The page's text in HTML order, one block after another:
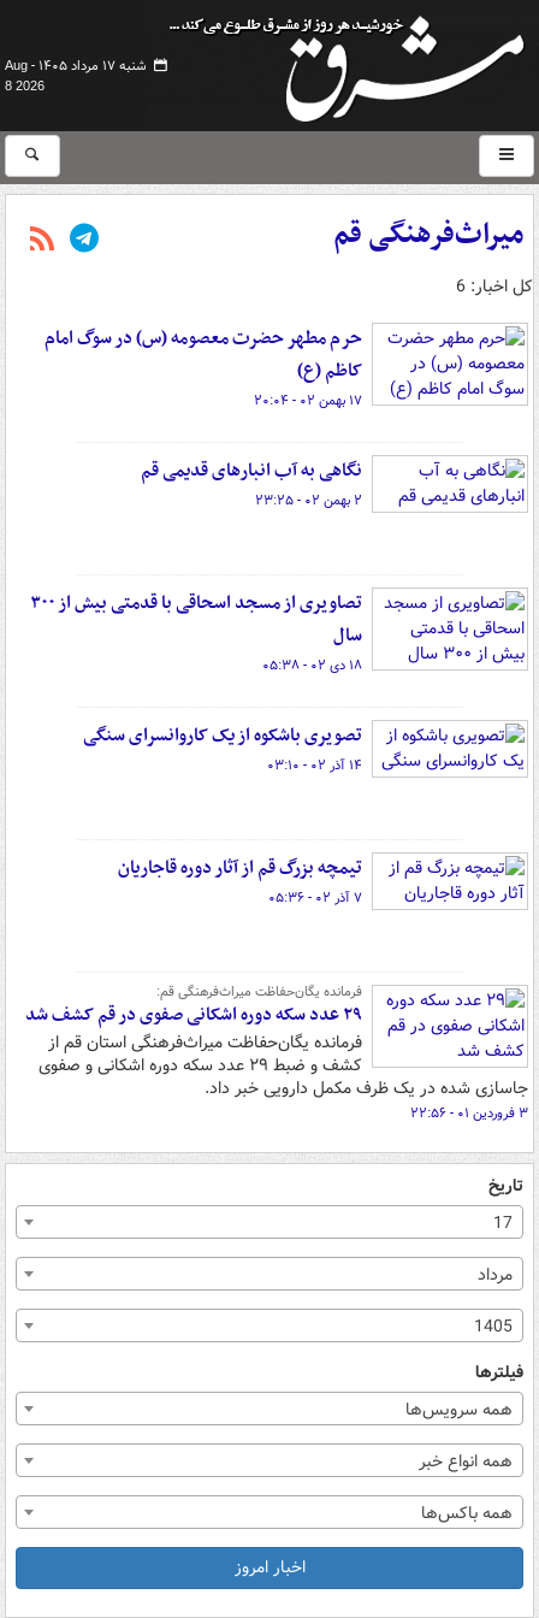
شنبه ۱۷ مرداد ۱۴۰۵ -
Aug
8 2026
میراث‌فرهنگی قم
کل اخبار: 6
حرم مطهر حضرت معصومه (س) در سوگ امام
کاظم (ع)
۱۷ بهمن ۰۲ - ۲۰:۰۴
نگاهی به آب انبارهای قدیمی قم
۲ بهمن ۰۲ - ۲۳:۲۵
تصاویری از مسجد اسحاقی با قدمتی بیش از ۳۰۰
سال
۱۸ دی ۰۲ - ۰۵:۳۸
تصویری باشکوه از یک کاروانسرای سنگی
۱۴ آذر ۰۲ - ۰۳:۱۰
تیمچه بزرگ قم از آثار دوره قاجاریان
۷ آذر ۰۲ - ۰۵:۳۶
فرمانده یگان‌حفاظت میراث‌فرهنگی قم:
۲۹ عدد سکه دوره اشکانی صفوی در قم کشف شد
فرمانده یگان‌حفاظت میراث‌فرهنگی استان قم از
کشف و ضبط ۲۹ عدد سکه دوره اشکانی و صفوی
جاسازی شده در یک ظرف مکمل دارویی خبر داد.
۳ فروردین ۰۱ - ۲۲:۵۶
تاریخ
17
مرداد
1405
فیلترها
همه سرویس‌ها
همه انواع خبر
همه باکس‌ها
اخبار امروز